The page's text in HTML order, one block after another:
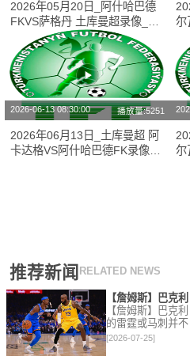
2026年05月20日_阿什哈巴德
FKVS萨格丹 土库曼超录像_高
清录像【全场回放】
尔
2026-06-13 08:30:00 播放量:5251
2026年06月13日_土库曼超 阿
卡达格VS阿什哈巴德FK录像_
尔
推荐新闻 RELATED NEWS
【詹姆斯】巴克
的雷霆或马刺并
姆斯。欢迎收藏
篮球体育资讯。
[2026-07-25]